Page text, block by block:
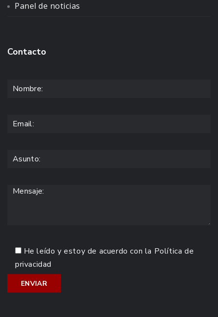
Panel de noticias
Contacto
He leído y estoy de acuerdo con la Política de
privacidad